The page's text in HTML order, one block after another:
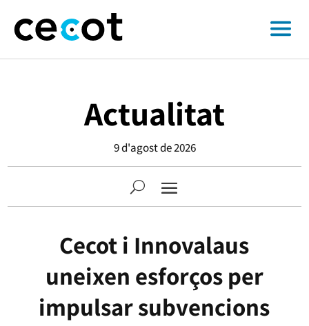
Actualitat
9 d'agost de 2026
Cecot i Innovalaus
uneixen esforços per
impulsar subvencions